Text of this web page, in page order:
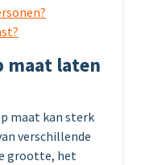
maat laten
maat kan sterk
verschillende
grootte, het